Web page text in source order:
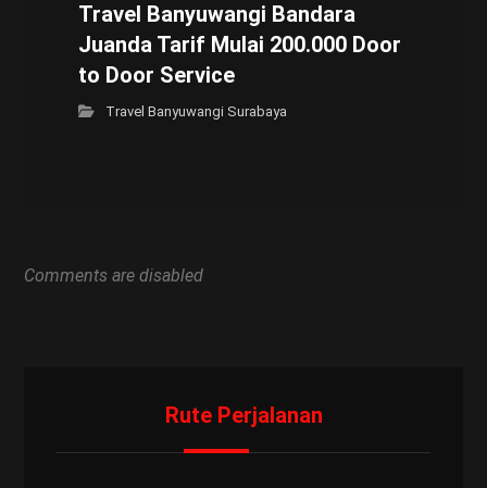
Travel Banyuwangi Bandara
Juanda Tarif Mulai 200.000 Door
to Door Service
Travel Banyuwangi Surabaya
Comments are disabled
Rute Perjalanan